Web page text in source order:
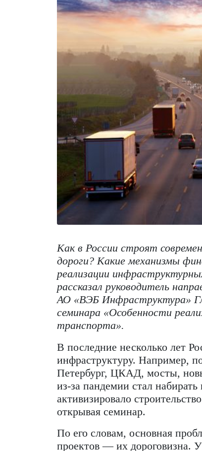
Как в России строят
дороги? Какие
реализации
рассказал
АО «ВЭБ Инфраструк
семинара«Особенности
транспорта».